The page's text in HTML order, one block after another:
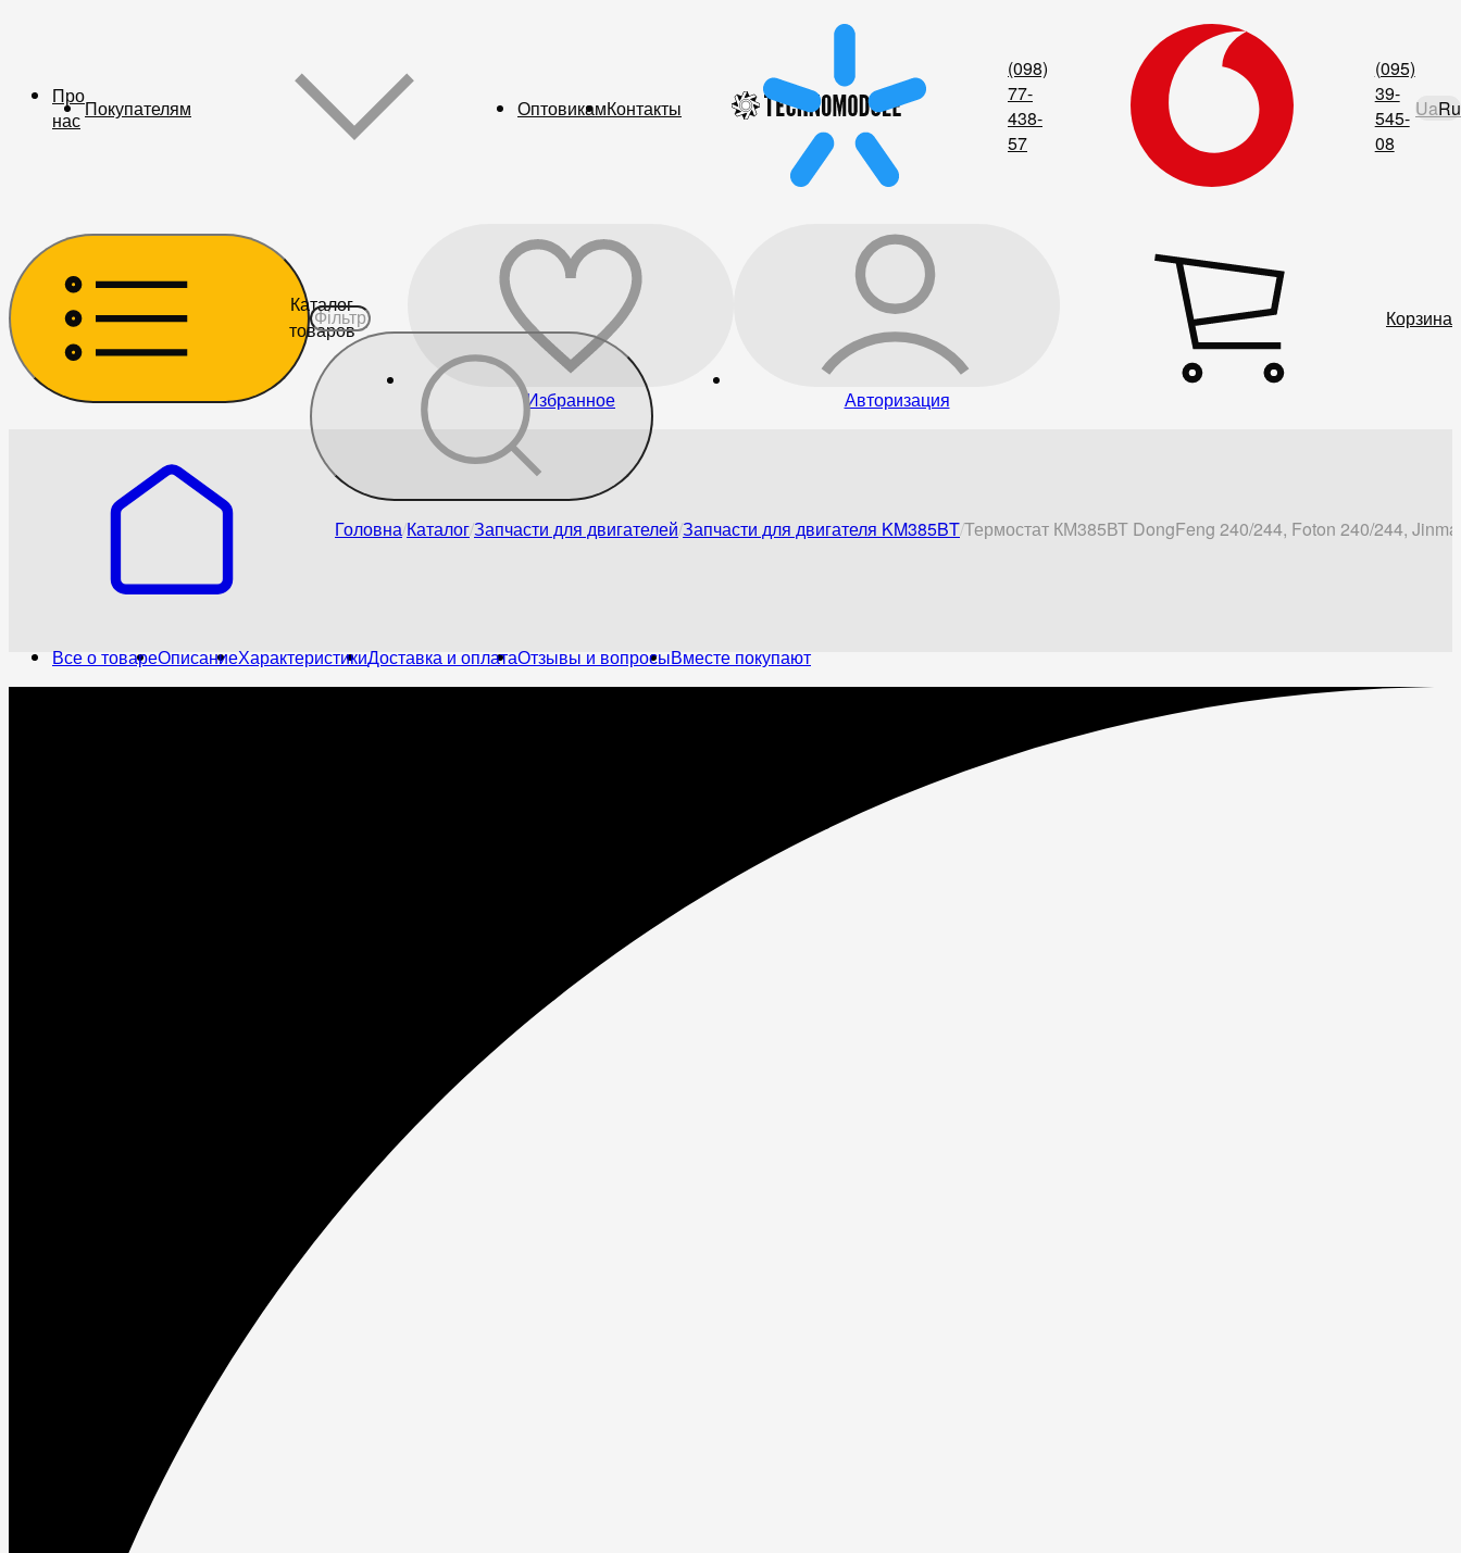
Про
нас Покупателям ОптовикамКонтакты
(098)
77-
438-
57
(095)
39-
545-
08
UaRu
Каталог
товаров
Избранное Авторизация
Корзина
Головна КаталогЗапчасти для двигателей Запчасти для двигателя KM385BTТермостат КМ385ВТ DongFeng 240/244, Foton 240/244,
Все о товареОписаниеХарактеристикиДоставка и оплатаОтзывы и вопросыВместе покупают